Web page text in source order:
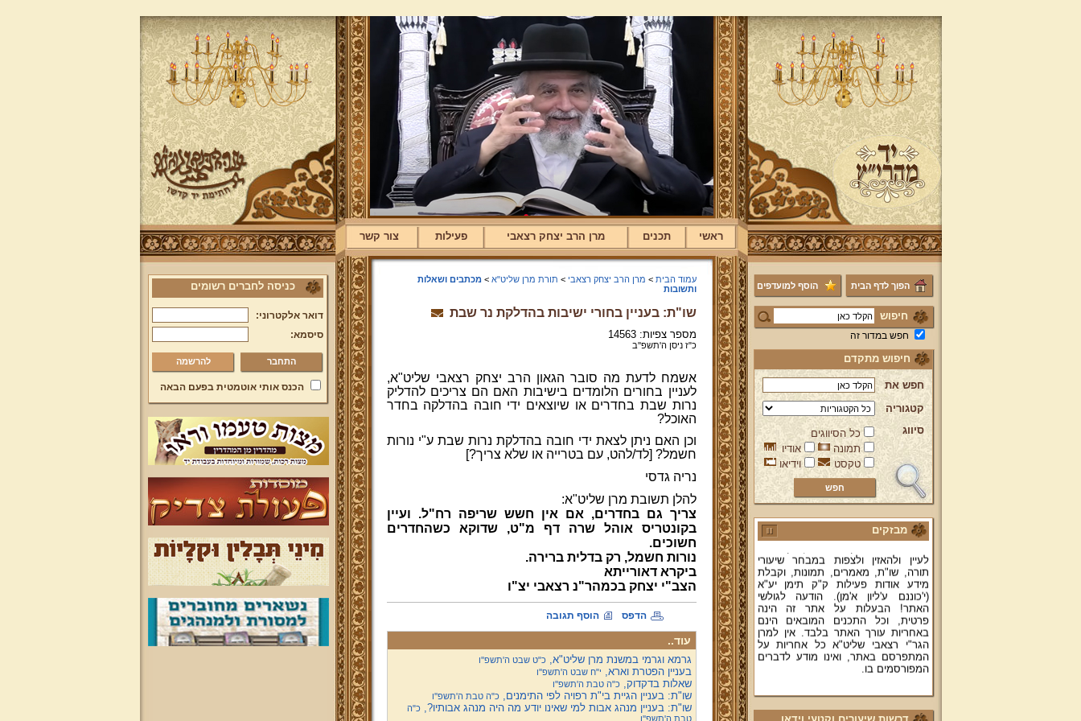
ראשי תכנים מרן הרב יצחק רצאבי פעילות צור קשר
הפוך לדף הבית הוסף למועדפים
חיפוש
חפש במדור זה
חיפוש מתקדם
חפש את
קטגוריה
סיווג
כל הסיווגים
תמונה
אודיו
טקסט
וידיאו
מבזקים
ברוכים הבאים לאתר מהרי"ץ
יד מהרי"ץ - פורטל תורני למורשת יהדות
תימן, האתר הרשמי להנצחת מורשתו
של גאון רבני תימן ותפארתם מהרי"ץ
זצוק"ל. באתר תמצאו גם תכנים תורניים
והלכתיים רבים של מרן הגאון הרב יצחק
רצאבי שליט"א - פוסק עדת תימן,
מחבר ספרי שלחן ערוך המקוצר ח"ח
ושו"ת עולת יצחק ג"ח ועוד, וכן תוכלו
לעיין ולהאזין ולצפות במבחר שיעורי
תורה, שו"ת, מאמרים, תמונות, וקבלת
מידע אודות פעילות ק"ק תימן יע"א
(י'כוננם ע'ליון א'מן). הודעה לגולשי
האתר! הבעלות על אתר זה הינה
פרטית, וכל התכנים המובאים הינם
באחריות עורך האתר בלבד. אין למרן
הגר"י רצאבי שליט"א כל אחריות על
המתפרסם באתר, ואינו מודע לדברים
המפורסמים בו.
פניה נרגשת אל אחינו בני עדת תימן
עמוד הבית > מרן הרב יצחק רצאבי > תורת מרן שליט"א >מכתבים ושאלות
ותשובות
שו"ת: בעניין בחורי ישיבות בהדלקת נר שבת
מספר צפיות: 14563
כ"ז ניסן ה'תשפ''ב
אשמח לדעת מה סובר הגאון הרב יצחק רצאבי שליט"א,
לעניין בחורים הלומדים בישיבות האם הם צריכים להדליק
נרות שבת בחדרים או שיוצאים ידי חובה בהדלקה בחדר
האוכל?
וכן האם ניתן לצאת ידי חובה בהדלקת נרות שבת ע"י נורות
חשמל? [לד/להט, עם בטרייה או שלא צריך?]
נריה גדסי
להלן תשובת מרן שליט"א:
צריך גם בחדרים, אם אין חשש שריפה רח"ל. ועיין
בקונטריס אוהל שרה דף מ"ט, שדוקא כשהחדרים
חשוכים.
נורות חשמל, רק בדלית ברירה.
ביקרא דאורייתא
הצב"י יצחק בכמהר"נ רצאבי יצ"ו
הדפס הוסף תגובה
עוד..
גרמא וגרמי במשנת מרן שליט"א,כ"ט שבט ה'תשפ''ו
בעניין הפטרת וארא, י"ח שבט ה'תשפ''ו
שאלות בדקדוק,כ"ה טבת ה'תשפ''ו
שו"ת: בעניין הגיית בי"ת רפויה לפי התימנים,כ"ה טבת ה'תשפ''ו
שו"ת: בעניין מנהג אבות למי שאינו יודע מה היה מנהג אבותיו?,כ"ה
כניסה לחברים רשומים
דואר אלקטרוני:
סיסמא:
להרשמה
הכנס אותי אוטמטית בפעם הבאה